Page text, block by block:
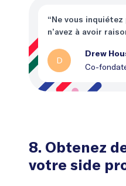
“Ne vous inquiétez
n’avez à avoir
D
Drew
Co-
8. Obtenez
votre side